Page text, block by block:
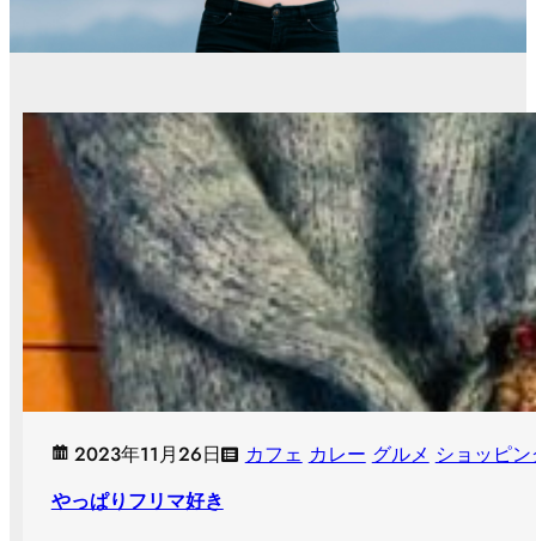
2023年11月26日 カフェ カレー グルメ ショッピ
やっぱりフリマ好き